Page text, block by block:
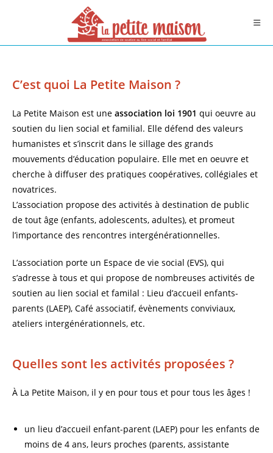
C’est quoi La Petite Maison ?
La Petite Maison est une association loi 1901 qui oeuvre au
soutien du lien social et familial. Elle défend des valeurs
humanistes et s’inscrit dans le sillage des grands
mouvements d’éducation populaire. Elle met en oeuvre et
cherche à diffuser des pratiques coopératives, collégiales et
novatrices.
L’association propose des activités à destination de public
de tout âge (enfants, adolescents, adultes), et promeut
l’importance des rencontres intergénérationnelles.
L’association porte un Espace de vie social (EVS), qui
s’adresse à tous et qui propose de nombreuses activités de
soutien au lien social et familal : Lieu d’accueil enfants-
parents (LAEP), Café associatif, évènements conviviaux,
ateliers intergénérationnels, etc.
Quelles sont les activités proposées ?
À La Petite Maison, il y en pour tous et pour tous les âges !
un lieu d’accueil enfant-parent (LAEP) pour les enfants de
moins de 4 ans, leurs proches (parents, assistante